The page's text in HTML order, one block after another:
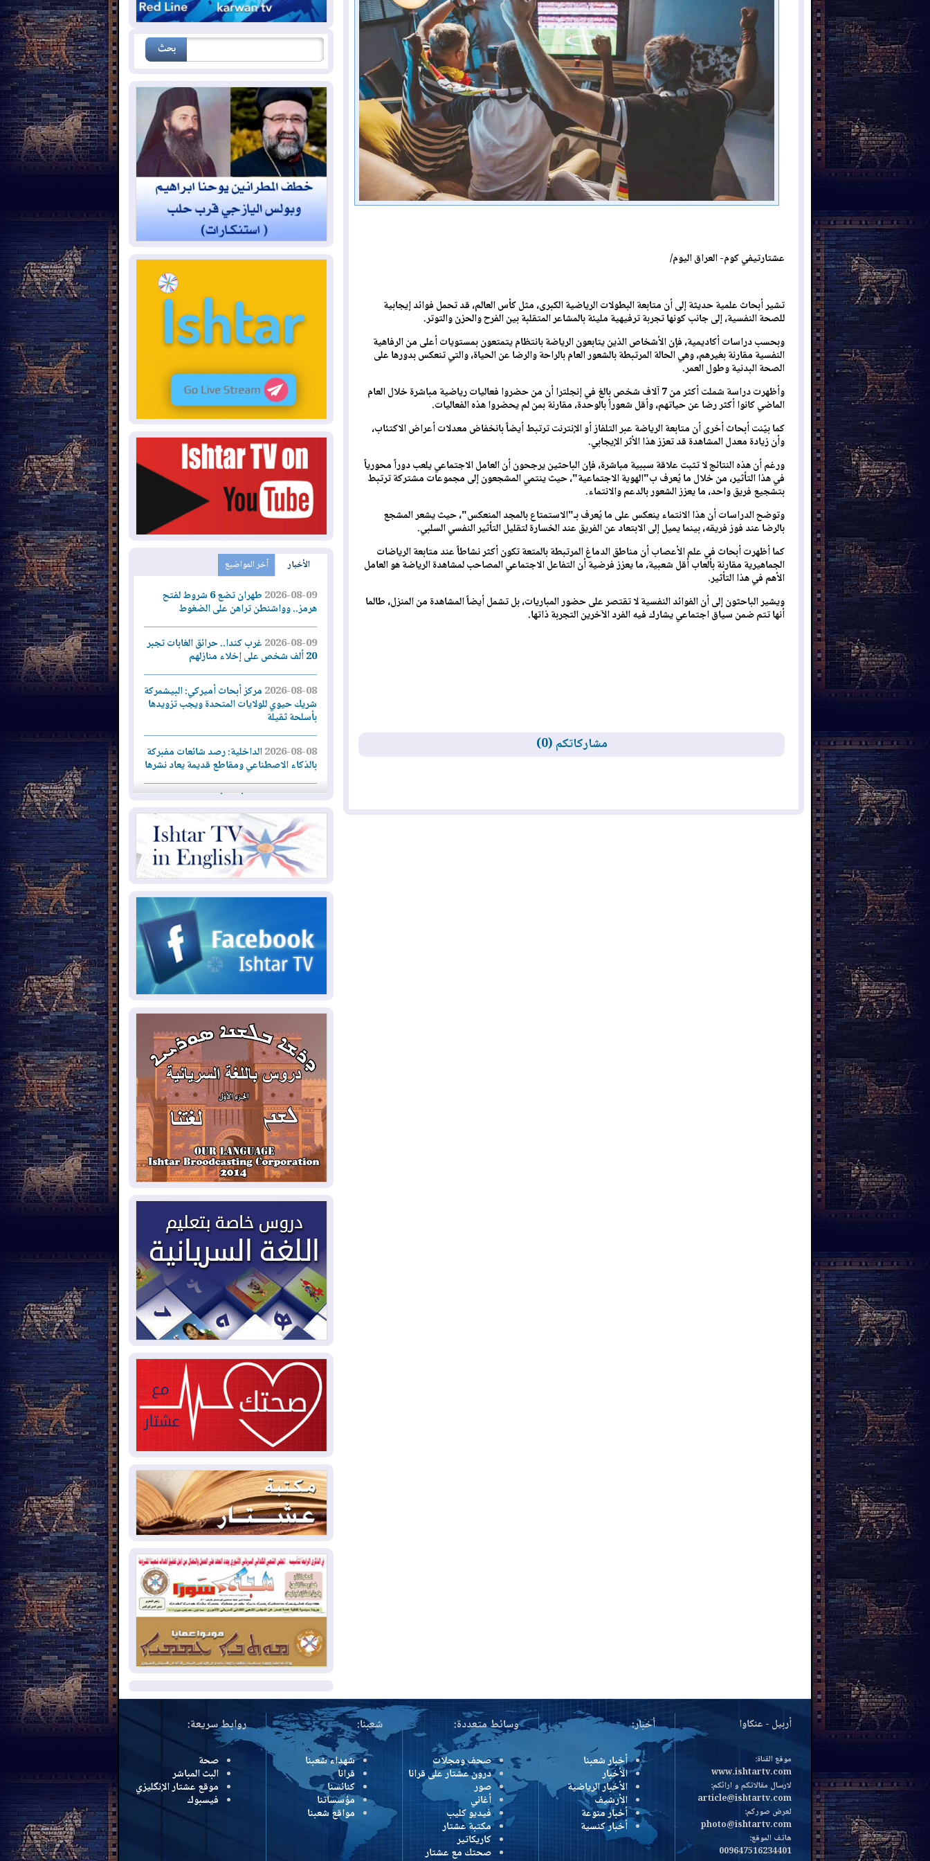
عشتارتيفي كوم- العراق اليوم/
تشير أبحاث علمية حديثة إلى أن متابعة البطولات الرياضية الكبرى، مثل كأس العالم، قد تحمل فوائد إيجابية
للصحة النفسية، إلى جانب كونها تجربة ترفيهية مليئة بالمشاعر المتقلبة بين الفرح والحزن والتوتر.
وبحسب دراسات أكاديمية، فإن الأشخاص الذين يتابعون الرياضة بانتظام يتمتعون بمستويات أعلى من الرفاهية
النفسية مقارنة بغيرهم، وهي الحالة المرتبطة بالشعور العام بالراحة والرضا عن الحياة، والتي تنعكس بدورها على
الصحة البدنية وطول العمر.
وأظهرت دراسة شملت أكثر من 7 آلاف شخص بالغ في إنجلترا أن من حضروا فعاليات رياضية مباشرة خلال العام
الماضي كانوا أكثر رضا عن حياتهم، وأقل شعوراً بالوحدة، مقارنة بمن لم يحضروا هذه الفعاليات.
كما بيّنت أبحاث أخرى أن متابعة الرياضة عبر التلفاز أو الإنترنت ترتبط أيضاً بانخفاض معدلات أعراض الاكتئاب،
وأن زيادة معدل المشاهدة قد تعزز هذا الأثر الإيجابي.
ورغم أن هذه النتائج لا تثبت علاقة سببية مباشرة، فإن الباحثين يرجحون أن العامل الاجتماعي يلعب دوراً محورياً
في هذا التأثير، من خلال ما يُعرف ب"الهوية الاجتماعية"، حيث ينتمي المشجعون إلى مجموعات مشتركة ترتبط
بتشجيع فريق واحد، ما يعزز الشعور بالدعم والانتماء.
وتوضح الدراسات أن هذا الانتماء ينعكس على ما يُعرف بـ"الاستمتاع بالمجد المنعكس"، حيث يشعر المشجع
بالرضا عند فوز فريقه، بينما يميل إلى الابتعاد عن الفريق عند الخسارة لتقليل التأثير النفسي السلبي.
كما أظهرت أبحاث في علم الأعصاب أن مناطق الدماغ المرتبطة بالمتعة تكون أكثر نشاطاً عند متابعة الرياضات
الجماهيرية مقارنة بألعاب أقل شعبية، ما يعزز فرضية أن التفاعل الاجتماعي المصاحب لمشاهدة الرياضة هو العامل
الأهم في هذا التأثير.
ويشير الباحثون إلى أن الفوائد النفسية لا تقتصر على حضور المباريات، بل تشمل أيضاً المشاهدة من المنزل، طالما
أنها تتم ضمن سياق اجتماعي يشارك فيه الفرد الآخرين التجربة ذاتها.
مشاركاتكم (0)
الأخبار آخر المواضيع
2026-08-09 طهران تضع 6 شروط لفتح
هرمز.. وواشنطن تراهن على الضغوط
2026-08-09غرب كندا.. حرائق الغابات تجبر
20 ألف شخص على إخلاء منازلهم
2026-08-08مركز أبحاث أميركي: البيشمركة
شريك حيوي للولايات المتحدة ويجب تزويدها
بأسلحة ثقيلة
2026-08-08الداخلية: رصد شائعات مفبركة
بالذكاء الاصطناعي ومقاطع قديمة يعاد نشرها
2026-08-08دعم أمني أمريكي بمليار دولار
لإدارة رئيس كولومبيا الجديد
2026-08-07حكومة إقليم كوردستان ترفض
قرار "دانة غاز" و"نفط الهلال" بتزويد بغداد
بالغاز دون موافقتها
القوات المسلحة العراقية: خطة
أمنية لإجهاض هجمة محتملة على السعودية
2026-08-07الاستخبارات الأميركية: بوتين
قد يختبر تماسك الناتو بهجوم محدود
"إدارة الدولة": أكدنا دعم تنفيذ البرنامج
الحكومي وأهمية حصر السلاح
2026-08-06ائتلاف ادارة الدولة: من
يقومون بسلوك يهدد امن البلاد خارجون عن
القانون يجب محاربتهم
2026-08-06
بعد هجومين قرب باب المندب..
تحذيرات من تصعيد يهدد الملاحة في البحر
الأحمر
2026-08-06مئات القاصرين بلا مأوى.. أزمة
سبتة تتصاعد وتضغط على مدريد
2026-08-05
لمدة عام.. بدء توريد 100
مليون قدم مكعب يومياً من غاز كورمور في
إقليم كوردستان إلى وزارة الكهرباء العراقية
2026-08-05
15كارثة بيئية ومناخية ترسم
ملامح أخطر التحديات التي تواجه العراق
اليوم
2026-08-05
حرائق فرنسا.. توقيف 402
شخص بينهم 156 قاصرا منذ بداية موسم
2026-08-04
سومو: إنتاج النفط في إقليم
كوردستان انخفض إلى أقل من 10%
2026-08-04ملفات حقبة الكاظمي تعود إلى
الواجهة.. أنباء عن مراجعات قضائية
وتحقيقات أوسع في قضايا فساد
2026-08-04بيترو يشكو تزوير الانتخابات
الرئاسية ويحذر من "حرب أهلية" في
كولومبيا
2026-08-03رئيس إقليم كوردستان في
دمشق في زيارة رسمية
2026-08-03
العراق يؤكد مجدداً التزامه
بمنع الهجمات على الدول المجاورة
أربيل - عنكاوا
موقع القناة:
www.ishtartv.com
لارسال مقالاتكم و ارائكم:
article@ishtartv.com
لعرض صوركم:
photo@ishtartv.com
هاتف الموقع:
009647516234401
أخبار:
أخبار شعبنا
الأخبار
الأخبار الرياضية
الأرشيف
أخبار منوعة
أخبار كنسية
وسائط متعددة:
صحف ومجلات
درون عشتار على قرانا
صور
أغاني
فيديو كليب
مكتبة عشتار
كاريكاتير
صحتك مع عشتار
شعبنا:
شهداء شعبنا
قرانا
كنائسنا
مؤسساتنا
مواقع شعبنا
روابط سريعة:
صحة
البث المباشر
موقع عشتار الإنگليزي
فيسبوك